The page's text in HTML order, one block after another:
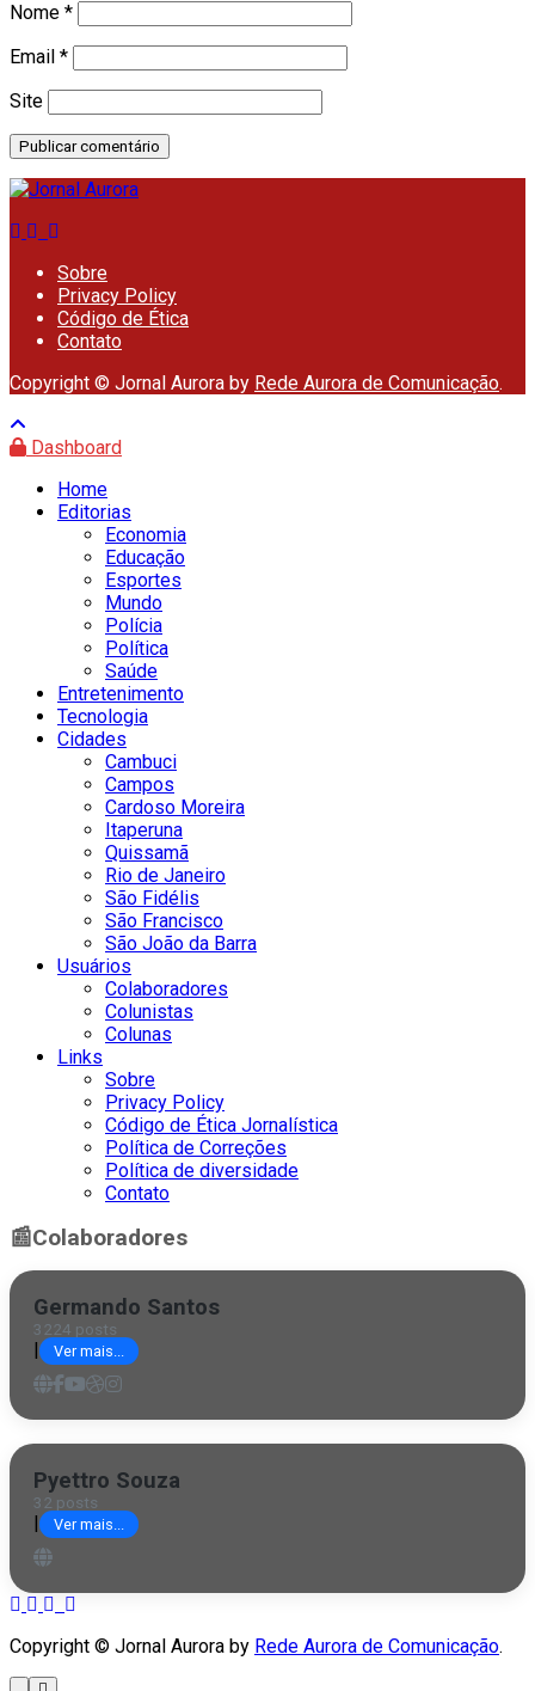
Nome *
Email *
Site
Sobre
Privacy Policy
Código de Ética
Contato
Copyright © Jornal Aurora by Rede Aurora de Comunicação.
Dashboard
Home
Editorias
Economia
Educação
Esportes
Mundo
Polícia
Política
Saúde
Entretenimento
Tecnologia
Cidades
Cambuci
Campos
Cardoso Moreira
Itaperuna
Quissamã
Rio de Janeiro
São Fidélis
São Francisco
São João da Barra
Usuários
Colaboradores
Colunistas
Colunas
Links
Sobre
Privacy Policy
Código de Ética Jornalística
Política de Correções
Política de diversidade
Contato
📰Colaboradores
Germando Santos
3224 posts
| Ver mais...
Pyettro Souza
32 posts
| Ver mais...
Copyright © Jornal Aurora by Rede Aurora de Comunicação.